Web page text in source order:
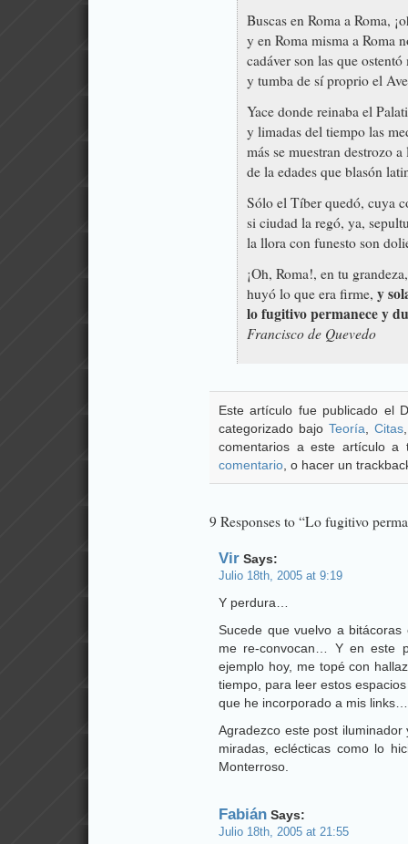
Buscas en Roma a Roma,
y en Roma misma a Roma
cadáver son las que ostentó
y tumba de sí proprio el
Yace donde reinaba el
y limadas del tiempo las
más se muestran destrozo a
de la edades que blasón
Sólo el Tíber quedó, cuya
si ciudad la regó, ya,
la llora con funesto son
¡Oh, Roma!, en tu
huyó lo que era firme, y
lo fugitivo permanece y
Francisco de Quevedo
Este artículo fue publicado el
categorizado bajo Teoría Citas
comentarios a este artículo
comentario , o hacer un
9 Responses to “Lo fugitivo
Vir Says:
Julio 18th, 2005 at 9:19
Y perdura…
Sucede que vuelvo a
me re-convocan… Y en este
ejemplo hoy, me topé con
tiempo, para leer estos espacios
que he incorporado a mis links…
Agradezco este post
miradas, eclécticas como lo
Monterroso.
Fabián Says:
Julio 18th, 2005 at 21:55